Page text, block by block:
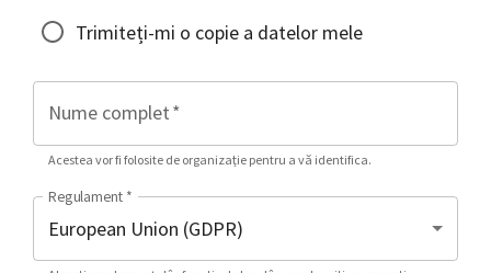
Trimiteți-mi o copie a datelor mele
Nume complet*
Acestea vor fi folosite de organizație pentru a vă identifica.
Regulament *